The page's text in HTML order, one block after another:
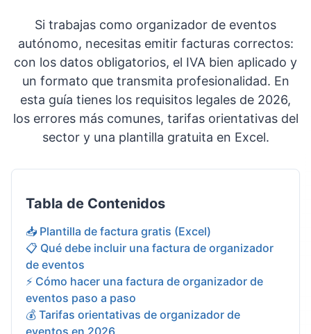
Si trabajas como organizador de eventos
autónomo, necesitas emitir facturas correctos:
con los datos obligatorios, el IVA bien aplicado y
un formato que transmita profesionalidad. En
esta guía tienes los requisitos legales de 2026,
los errores más comunes, tarifas orientativas del
sector y una plantilla gratuita en Excel.
Tabla de Contenidos
📥 Plantilla de factura gratis (Excel)
📋 Qué debe incluir una factura de organizador
de eventos
⚡ Cómo hacer una factura de organizador de
eventos paso a paso
💰 Tarifas orientativas de organizador de
eventos en 2026